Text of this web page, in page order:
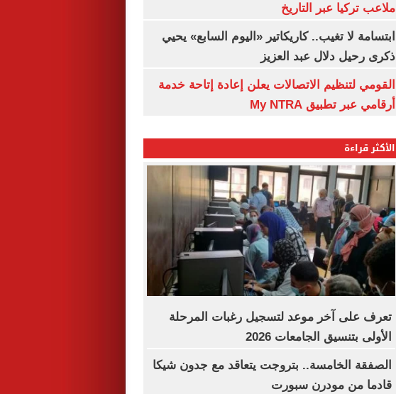
ملاعب تركيا عبر التاريخ
ابتسامة لا تغيب.. كاريكاتير «اليوم السابع» يحيي
ذكرى رحيل دلال عبد العزيز
القومي لتنظيم الاتصالات يعلن إعادة إتاحة خدمة
أرقامي عبر تطبيق My NTRA
الأكثر قراءة
تعرف على آخر موعد لتسجيل رغبات المرحلة
الأولى بتنسيق الجامعات 2026
الصفقة الخامسة.. بتروجت يتعاقد مع جدون شيكا
قادما من مودرن سبورت